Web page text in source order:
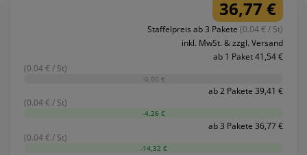
36,77 €
Staffelpreis ab 3 Pakete (0.04 € / St)
inkl. MwSt. & zzgl. Versand
ab 1 Paket 41,54 €
(0.04 € / St)
-0,00 €
ab 2 Pakete 39,41 €
(0.04 € / St)
-4,26 €
ab 3 Pakete 36,77 €
(0.04 € / St)
-14,32 €